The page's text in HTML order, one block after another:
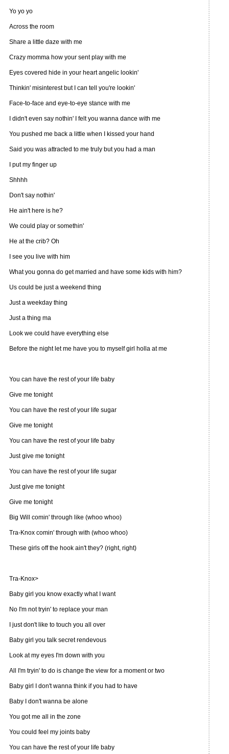
Yo yo yo
Across the room
Share a little daze with me
Crazy momma how your sent play with me
Eyes covered hide in your heart angelic lookin'
Thinkin' misinterest but I can tell you're lookin'
Face-to-face and eye-to-eye stance with me
I didn't even say nothin' I felt you wanna dance with me
You pushed me back a little when I kissed your hand
Said you was attracted to me truly but you had a man
I put my finger up
Shhhh
Don't say nothin'
He ain't here is he?
We could play or somethin'
He at the crib? Oh
I see you live with him
What you gonna do get married and have some kids with him?
Us could be just a weekend thing
Just a weekday thing
Just a thing ma
Look we could have everything else
Before the night let me have you to myself girl holla at me
You can have the rest of your life baby
Give me tonight
You can have the rest of your life sugar
Give me tonight
You can have the rest of your life baby
Just give me tonight
You can have the rest of your life sugar
Just give me tonight
Give me tonight
Big Will comin' through like (whoo whoo)
Tra-Knox comin' through with (whoo whoo)
These girls off the hook ain't they? (right, right)
Tra-Knox>
Baby girl you know exactly what I want
No I'm not tryin' to replace your man
I just don't like to touch you all over
Baby girl you talk secret rendevous
Look at my eyes I'm down with you
All I'm tryin' to do is change the view for a moment or two
Baby girl I don't wanna think if you had to have
Baby I don't wanna be alone
You got me all in the zone
You could feel my joints baby
You can have the rest of your life baby